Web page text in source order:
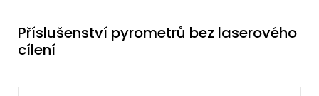
Příslušenství pyrometrů bez laserového
cílení